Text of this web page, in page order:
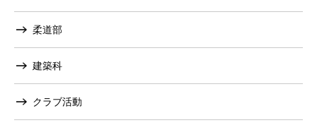
柔道部
建築科
クラブ活動